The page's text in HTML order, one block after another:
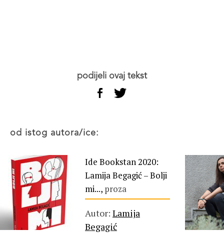
podijeli ovaj tekst
od istog autora/ice:
Ide Bookstan 2020:
Lamija Begagić – Bolji
mi..., proza
Autor: Lamija
Begagić